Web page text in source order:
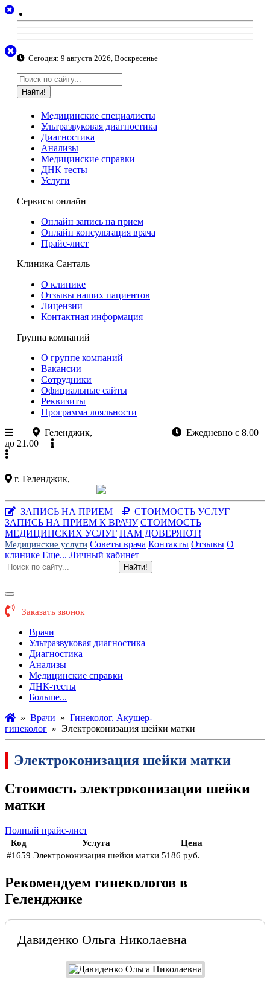
Сегодня: 9 августа 2026, Воскресенье
Найти!
Медицинские специалисты
Ультразвуковая диагностика
Диагностика
Анализы
Медицинские справки
ДНК тесты
Услуги
Сервисы онлайн
Онлайн запись на прием
Онлайн консультация врача
Прайс-лист
Клиника Санталь
О клинике
Отзывы наших пациентов
Лицензии
Контактная информация
Группа компаний
О группе компаний
Вакансии
Сотрудники
Официальные сайты
Реквизиты
Программа лояльности
Геленджик,
Ежедневно с 8.00
до 21.00
|
г. Геленджик,
ЗАПИСЬ НА ПРИЕМ
СТОИМОСТЬ УСЛУГ
ЗАПИСЬ НА ПРИЕМ К ВРАЧУ СТОИМОСТЬ
МЕДИЦИНСКИХ УСЛУГ НАМ ДОВЕРЯЮТ!
Медицинские услуги Советы врача Контакты Отзывы О
клинике Еще... Личный кабинет
Найти!
Заказать звонок
Врачи
Ультразвуковая диагностика
Диагностика
Анализы
Медицинские справки
ДНК-тесты
Больше...
» Врачи » Гинеколог. Акушер-
гинеколог » Электроконизация шейки матки
Электроконизация шейки матки
Стоимость электроконизации шейки
матки
Полный прайс-лист
Код Услуга
Цена
#1659 Электроконизация шейки матки 5186 руб.
Рекомендуем гинекологов в
Геленджике
Давиденко Ольга Николаевна